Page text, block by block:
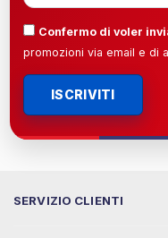
Confermo di voler
promozioni via email e di
ISCRIVITI
SERVIZIO CLIENTI